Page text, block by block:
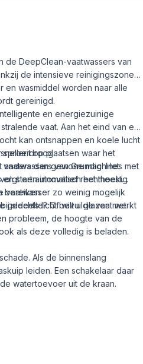
de DeepClean-vaatwassers van
de intensieve reinigingszone
en wasmiddel worden naar alle
gereinigd.
sproeit op plaatsen waar het
dan gewone machines met
een innovatief rechthoekig
bereiken.
en energiezuinige
vaat. Aan het eind van elk
kan ontsnappen en koele lucht
droog.
van Grundig. Het
start automatisch het meest
vaatwasser zo weinig mogelijk
slechts licht bevuilde vaat werkt
gedeelte? Of wilt u glazen met
probleem, de hoogte van de
als deze volledig is beladen.
Als de binnenslang
leiden. Een schakelaar daar
watertoevoer uit de kraan.